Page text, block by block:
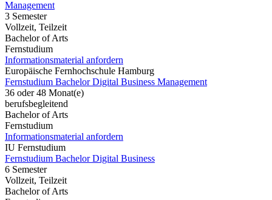
Management
3 Semester
Vollzeit, Teilzeit
Bachelor of Arts
Fernstudium
Informationsmaterial anfordern
Europäische Fernhochschule Hamburg
Fernstudium Bachelor Digital Business Management
36 oder 48 Monat(e)
berufsbegleitend
Bachelor of Arts
Fernstudium
Informationsmaterial anfordern
IU Fernstudium
Fernstudium Bachelor Digital Business
6 Semester
Vollzeit, Teilzeit
Bachelor of Arts